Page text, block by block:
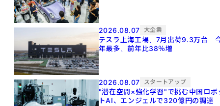
2026.08.07 大企業
テスラ上海工場、7月出荷9.3万台
年最多、前年比38％増
2026.08.07 スタートアップ
"潜在空間×強化学習"で挑む中国ロボ
トAI、エンジェルで320億円の調達